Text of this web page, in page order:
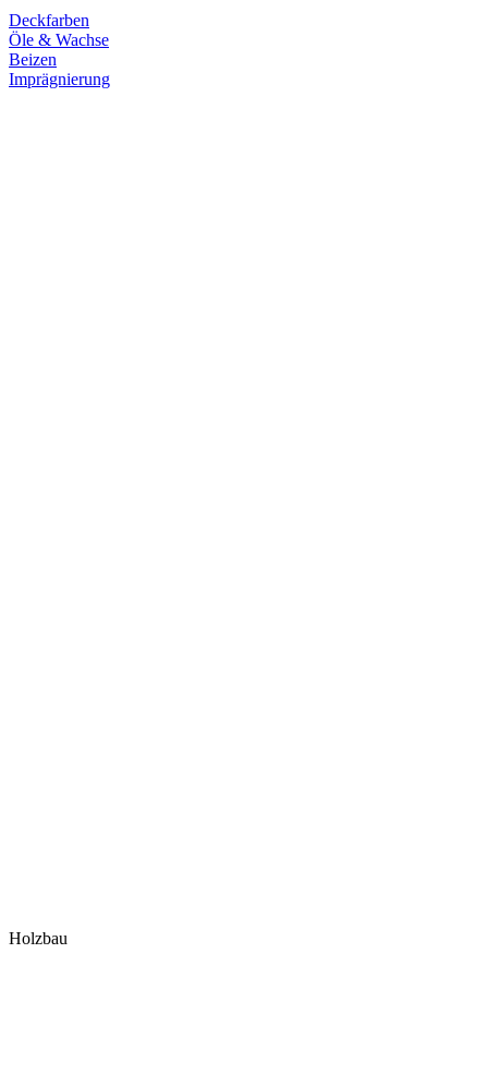
Deckfarben
Öle & Wachse
Beizen
Imprägnierung
Holzbau